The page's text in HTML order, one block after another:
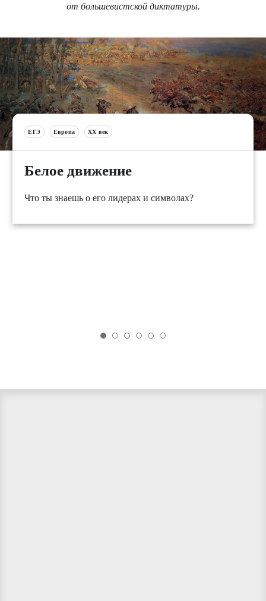
от большевистской диктатуры.
ЕГЭ Европа XX век
Белое движение
Что ты знаешь о его лидерах и символах?